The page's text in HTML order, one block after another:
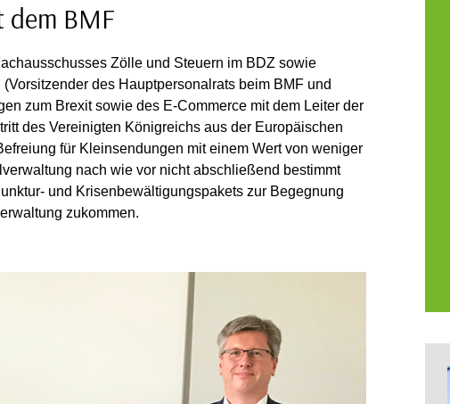
BMF
Zölle und Steuern im BDZ sowie
des Hauptpersonalrats beim BMF und
zum Brexit sowie des E-Commerce mit dem Leiter der
des Vereinigten Königreichs aus der Europäischen
für Kleinsendungen mit einem Wert von weniger
nach wie vor nicht abschließend bestimmt
und Krisenbewältigungspakets zur Begegnung
zukommen.